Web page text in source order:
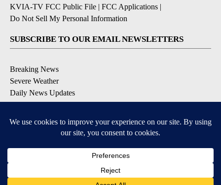
KVIA-TV FCC Public File | FCC Applications |
Do Not Sell My Personal Information
SUBSCRIBE TO OUR EMAIL NEWSLETTERS
Breaking News
Severe Weather
Daily News Updates
Daily Weather Forecast
Contests & Promotions
DOWNLOAD OUR APPS
Available for iOS and Android